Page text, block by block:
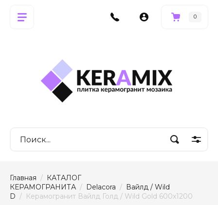
0
Главная / КАТАЛОГ
КЕРАМОГРАНИТА / Delacora / Вайлд / Wild
D /  Керамогранит Вайлд Голд / Wild Gold 600x1200